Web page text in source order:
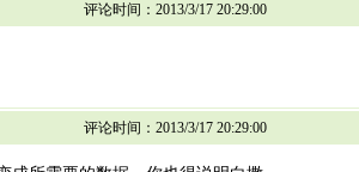
评论时间：2013/3/17 20:29:00
评论时间：2013/3/17 20:29:00